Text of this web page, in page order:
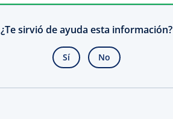
¿Te sirvió de ayuda esta información?
Sí No